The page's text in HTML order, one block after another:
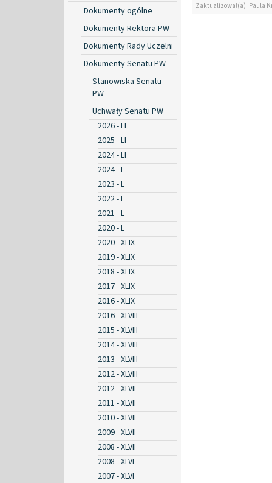
Dokumenty ogólne
Dokumenty Rektora PW
Dokumenty Rady Uczelni
Dokumenty Senatu PW
Stanowiska Senatu
PW
Uchwały Senatu PW
2026 - LI
2025 - LI
2024 - LI
2024 - L
2023 - L
2022 - L
2021 - L
2020 - L
2020 - XLIX
2019 - XLIX
2018 - XLIX
2017 - XLIX
2016 - XLIX
2016 - XLVIII
2015 - XLVIII
2014 - XLVIII
2013 - XLVIII
2012 - XLVIII
2012 - XLVII
2011 - XLVII
2010 - XLVII
2009 - XLVII
2008 - XLVII
2008 - XLVI
2007 - XLVI
Zaktualizował(a): Paula